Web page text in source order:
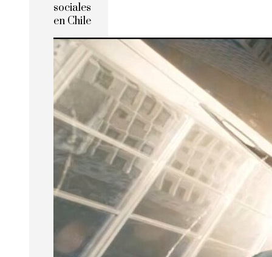
sociales
en Chile